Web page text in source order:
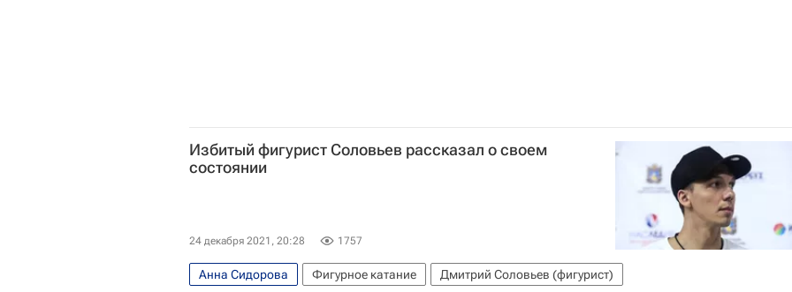
Избитый фигурист Соловьев рассказал о своем
состоянии
24 декабря 2021, 20:28 1757
Анна Сидорова Фигурное катание Дмитрий Соловьев (фигурист)